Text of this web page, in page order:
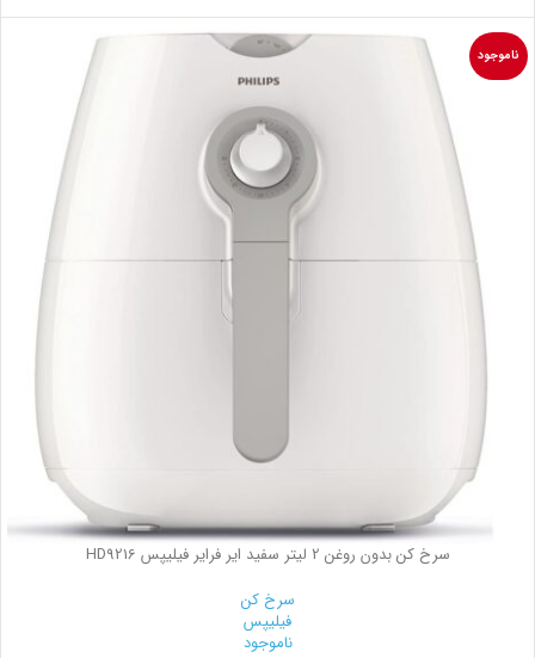
ناموجود
سرخ کن بدون روغن 2 لیتر سفید ایر فرایر فیلیپس HD9216
سرخ کن
فیلیپس
ناموجود